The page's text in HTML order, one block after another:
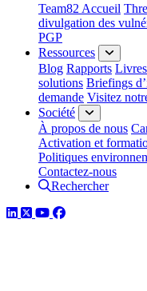
Team82 Accueil
divulgation des
PGP
Ressources
Blog Rapports
solutions Briefings
demande Visitez
Société
À propos de nous
Activation et
Politiques
Contactez-nous
Rechercher
LinkedIn
TwitterYouTube
Facebook